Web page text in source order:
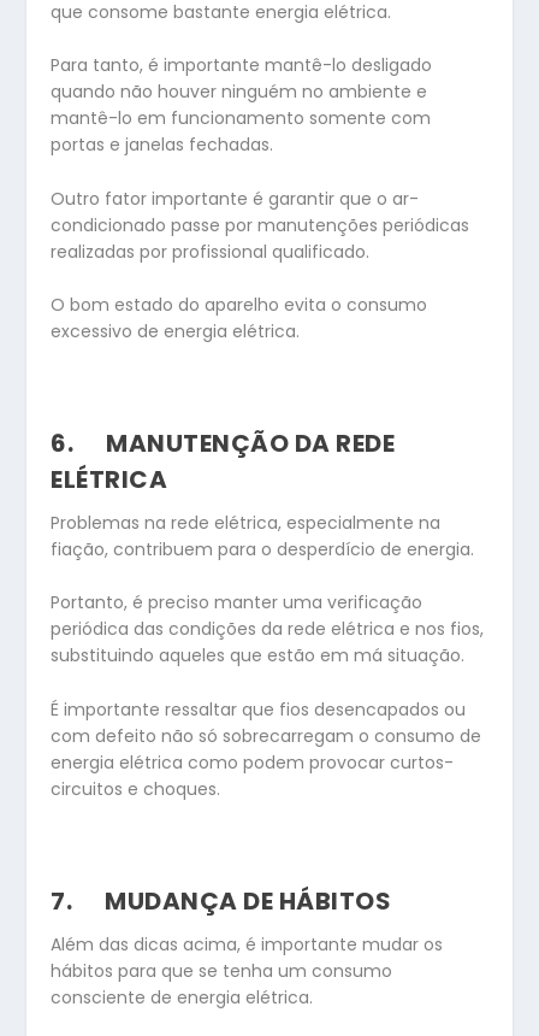
que consome bastante energia elétrica.
Para tanto, é importante mantê-lo desligado
quando não houver ninguém no ambiente e
mantê-lo em funcionamento somente com
portas e janelas fechadas.
Outro fator importante é garantir que o ar-
condicionado passe por manutenções periódicas
realizadas por profissional qualificado.
O bom estado do aparelho evita o consumo
excessivo de energia elétrica.
6. MANUTENÇÃO DA REDE
ELÉTRICA
Problemas na rede elétrica, especialmente na
fiação, contribuem para o desperdício de energia.
Portanto, é preciso manter uma verificação
periódica das condições da rede elétrica e nos fios,
substituindo aqueles que estão em má situação.
É importante ressaltar que fios desencapados ou
com defeito não só sobrecarregam o consumo de
energia elétrica como podem provocar curtos-
circuitos e choques.
7. MUDANÇA DE HÁBITOS
Além das dicas acima, é importante mudar os
hábitos para que se tenha um consumo
consciente de energia elétrica.